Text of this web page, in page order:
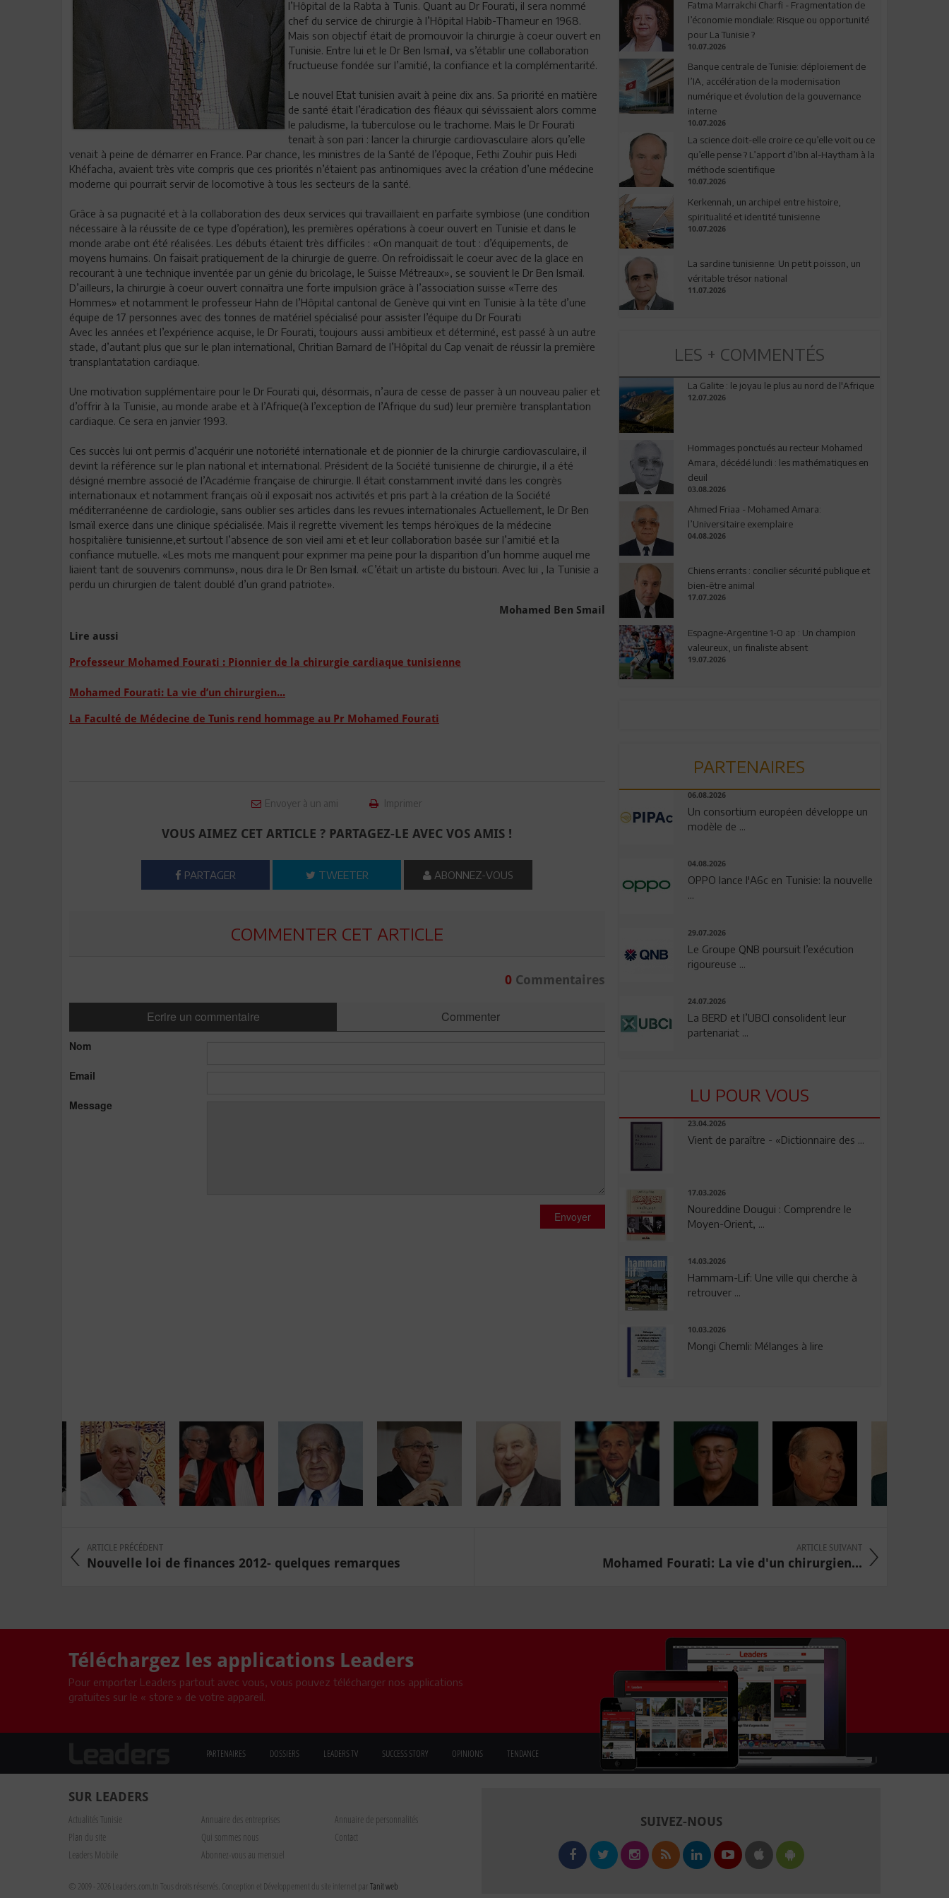
l’Hôpital de la Rabta à Tunis. Quant au Dr Fourati, il sera nommé
chef du service de chirurgie à l’Hôpital Habib-Thameur en 1968.
Mais son objectif était de promouvoir la chirurgie à coeur ouvert en
Tunisie. Entre lui et le Dr Ben Ismaïl, va s’établir une collaboration
fructueuse fondée sur l’amitié, la confiance et la complémentarité.
Le nouvel Etat tunisien avait à peine dix ans. Sa priorité en matière
de santé était l’éradication des fléaux qui sévissaient alors comme
le paludisme, la tuberculose ou le trachome. Mais le Dr Fourati
tenait à son pari : lancer la chirurgie cardiovasculaire alors qu’elle
venait à peine de démarrer en France. Par chance, les ministres de la Santé de l’époque, Fethi Zouhir puis Hedi
Khéfacha, avaient très vite compris que ces priorités n’étaient pas antinomiques avec la création d’une médecine
moderne qui pourrait servir de locomotive à tous les secteurs de la santé.
Grâce à sa pugnacité et à la collaboration des deux services qui travaillaient en parfaite symbiose (une condition
nécessaire à la réussite de ce type d’opération), les premières opérations à coeur ouvert en Tunisie et dans le
monde arabe ont été réalisées. Les débuts étaient très difficiles : «On manquait de tout : d’équipements, de
moyens humains. On faisait pratiquement de la chirurgie de guerre. On refroidissait le coeur avec de la glace en
recourant à une technique inventée par un génie du bricolage, le Suisse Métreaux», se souvient le Dr Ben Ismaïl.
D’ailleurs, la chirurgie à coeur ouvert connaîtra une forte impulsion grâce à l’association suisse «Terre des
Hommes» et notamment le professeur Hahn de l’Hôpital cantonal de Genève qui vint en Tunisie à la tête d’une
équipe de 17 personnes avec des tonnes de matériel spécialisé pour assister l’équipe du Dr Fourati
Avec les années et l’expérience acquise, le Dr Fourati, toujours aussi ambitieux et déterminé, est passé à un autre
stade, d’autant plus que sur le plan international, Chritian Barnard de l’Hôpital du Cap venait de réussir la première
transplantatation cardiaque.
Une motivation supplémentaire pour le Dr Fourati qui, désormais, n’aura de cesse de passer à un nouveau palier et
d’offrir à la Tunisie, au monde arabe et à l’Afrique(à l’exception de l’Afrique du sud) leur première transplantation
cardiaque. Ce sera en janvier 1993.
Ces succès lui ont permis d’acquérir une notoriété internationale et de pionnier de la chirurgie cardiovasculaire, il
devint la référence sur le plan national et international. Président de la Société tunisienne de chirurgie, il a été
désigné membre associé de l’Académie française de chirurgie. Il était constamment invité dans les congrès
internationaux et notamment français où il exposait nos activités et pris part à la création de la Société
méditerranéenne de cardiologie, sans oublier ses articles dans les revues internationales Actuellement, le Dr Ben
Ismaïl exerce dans une clinique spécialisée. Mais il regrette vivement les temps héroïques de la médecine
hospitalière tunisienne,et surtout l’absence de son vieil ami et et leur collaboration basée sur l’amitié et la
confiance mutuelle. «Les mots me manquent pour exprimer ma peine pour la disparition d’un homme auquel me
liaient tant de souvenirs communs», nous dira le Dr Ben Ismaïl. «C’était un artiste du bistouri. Avec lui , la Tunisie a
perdu un chirurgien de talent doublé d’un grand patriote».
Mohamed Ben Smail
Lire aussi
Professeur Mohamed Fourati : Pionnier de la chirurgie cardiaque tunisienne
Mohamed Fourati: La vie d’un chirurgien...
La Faculté de Médecine de Tunis rend hommage au Pr Mohamed Fourati
Envoyer à un ami Imprimer
VOUS AIMEZ CET ARTICLE ? PARTAGEZ-LE AVEC VOS AMIS !
PARTAGER TWEETER ABONNEZ-VOUS
COMMENTER CET ARTICLE
0Commentaires
Ecrire un commentaire Commenter
Nom
Email
Message
Envoyer
Fatma Marrakchi Charfi - Fragmentation de
l’économie mondiale: Risque ou opportunité
pour La Tunisie ?
10.07.2026
Banque centrale de Tunisie: déploiement de
l’IA, accélération de la modernisation
numérique et évolution de la gouvernance
interne
10.07.2026
La science doit-elle croire ce qu’elle voit ou ce
qu’elle pense ? L’apport d’Ibn al-Haytham à la
méthode scientifique
10.07.2026
Kerkennah, un archipel entre histoire,
spiritualité et identité tunisienne
10.07.2026
La sardine tunisienne: Un petit poisson, un
véritable trésor national
11.07.2026
LES + COMMENTÉS
La Galite : le joyau le plus au nord de l'Afrique
12.07.2026
Hommages ponctués au recteur Mohamed
Amara, décédé lundi : les mathématiques en
deuil
03.08.2026
Ahmed Friaa - Mohamed Amara:
l’Universitaire exemplaire
04.08.2026
Chiens errants : concilier sécurité publique et
bien-être animal
17.07.2026
Espagne-Argentine 1-0 ap : Un champion
valeureux, un finaliste absent
19.07.2026
PARTENAIRES
06.08.2026
Un consortium européen développe un
modèle de ...
04.08.2026
OPPO lance l'A6c en Tunisie: la nouvelle
...
29.07.2026
Le Groupe QNB poursuit l’exécution
rigoureuse ...
24.07.2026
La BERD et l’UBCI consolident leur
partenariat ...
LU POUR VOUS
23.04.2026
Vient de paraître - «Dictionnaire des ...
17.03.2026
Noureddine Dougui : Comprendre le
Moyen-Orient, ...
14.03.2026
Hammam-Lif: Une ville qui cherche à
retrouver ...
10.03.2026
Mongi Chemli: Mélanges à lire
ARTICLE PRÉCÉDENT
Nouvelle loi de finances 2012- quelques remarques
ARTICLE SUIVANT
Mohamed Fourati: La vie d'un chirurgien...
Téléchargez les applications Leaders
Pour emporter Leaders partout avec vous, vous pouvez télécharger nos applications
gratuites sur le « store » de votre appareil.
PARTENAIRES DOSSIERS LEADERS TV SUCCESS STORY OPINIONS TENDANCE
SUR LEADERS
Actualités Tunisie Annuaire des entreprises
Annuaire de personnalités
Plan du site
Qui sommes nous
Contact
Leaders Mobile
Abonnez-vous au mensuel
© 2009 - 2026 Leaders.com.tn Tous droits réservés. Conception et Développement du site internet parTanit web
SUIVEZ-NOUS